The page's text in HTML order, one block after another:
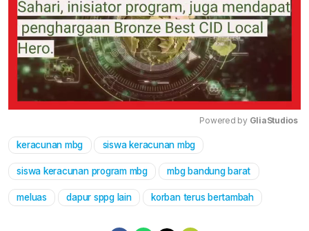
Powered by GliaStudios
keracunan mbg siswa keracunan mbg
siswa keracunan program mbg mbg bandung barat
meluas dapur sppg lain korban terus bertambah